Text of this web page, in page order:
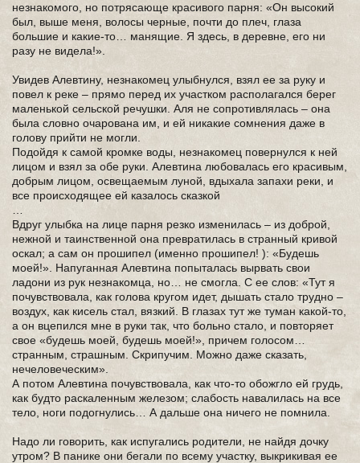
незнакомого, но потрясающе красивого парня: «Он высокий
был, выше меня, волосы черные, почти до плеч, глаза
большие и какие-то… манящие. Я здесь, в деревне, его ни
разу не видела!».
Увидев Алевтину, незнакомец улыбнулся, взял ее за руку и
повел к реке – прямо перед их участком располагался берег
маленькой сельской речушки. Аля не сопротивлялась – она
была словно очарована им, и ей никакие сомнения даже в
голову прийти не могли.
Подойдя к самой кромке воды, незнакомец повернулся к ней
лицом и взял за обе руки. Алевтина любовалась его красивым,
добрым лицом, освещаемым луной, вдыхала запахи реки, и
все происходящее ей казалось сказкой
Вдруг улыбка на лице парня резко изменилась – из доброй,
нежной и таинственной она превратилась в странный кривой
оскал; а сам он прошипел (именно прошипел! ): «Будешь
моей!». Напуганная Алевтина попыталась вырвать свои
ладони из рук незнакомца, но… не смогла. С ее слов: «Тут я
почувствовала, как голова кругом идет, дышать стало трудно –
воздух, как кисель стал, вязкий. В глазах тут же туман какой-то,
а он вцепился мне в руки так, что больно стало, и повторяет
свое «будешь моей, будешь моей!», причем голосом…
странным, страшным. Скрипучим. Можно даже сказать,
нечеловеческим».
А потом Алевтина почувствовала, как что-то обожгло ей грудь,
как будто раскаленным железом; слабость навалилась на все
тело, ноги подогнулись… А дальше она ничего не помнила.
Надо ли говорить, как испугались родители, не найдя дочку
утром? В панике они бегали по всему участку, выкрикивая ее